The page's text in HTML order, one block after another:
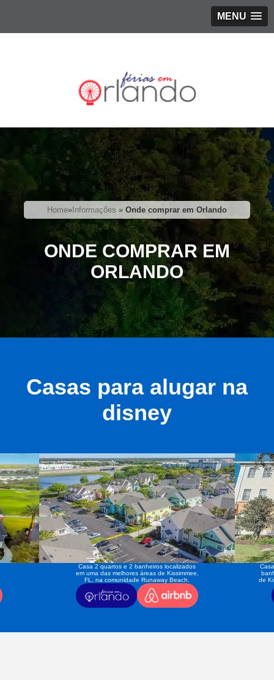
MENU
Home» Informações » Onde comprar em Orlando
ONDE COMPRAR EM
ORLANDO
Casas para alugar na
disney
Casa 2 quartos e 2 banheiros localizados
em uma das melhores áreas de Kissimmee,
FL, na comunidade Runaway Beach.
de